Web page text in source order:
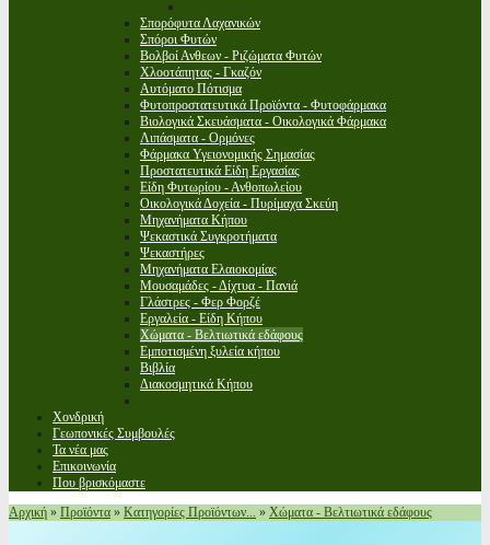
Σπορόφυτα Λαχανικών
Σπόροι Φυτών
Βολβοί Ανθεων - Ριζώματα Φυτών
Χλοοτάπητας - Γκαζόν
Αυτόματο Πότισμα
Φυτοπροστατευτικά Προϊόντα - Φυτοφάρμακα
Βιολογικά Σκευάσματα - Οικολογικά Φάρμακα
Λιπάσματα - Ορμόνες
Φάρμακα Υγειονομικής Σημασίας
Προστατευτικά Είδη Εργασίας
Είδη Φυτωρίου - Ανθοπωλείου
Οικολογικά Δοχεία - Πυρίμαχα Σκεύη
Μηχανήματα Κήπου
Ψεκαστικά Συγκροτήματα
Ψεκαστήρες
Μηχανήματα Ελαιοκομίας
Μουσαμάδες - Δίχτυα - Πανιά
Γλάστρες - Φερ Φορζέ
Εργαλεία - Είδη Κήπου
Χώματα - Βελτιωτικά εδάφους
Εμποτισμένη ξυλεία κήπου
Βιβλία
Διακοσμητικά Κήπου
Χονδρική
Γεωπονικές Συμβουλές
Τα νέα μας
Επικοινωνία
Που βρισκόμαστε
Αρχική » Προϊόντα » Κατηγορίες Προϊόντων... » Χώματα - Βελτιωτικά εδάφους